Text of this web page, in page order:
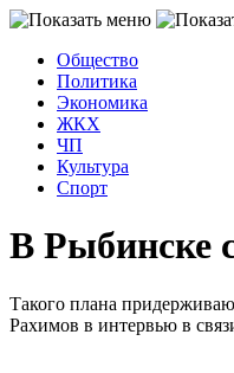
Общество
Политика
Экономика
ЖКХ
ЧП
Культура
Спорт
В Рыбинске
Такого плана
Рахимов в интервью в